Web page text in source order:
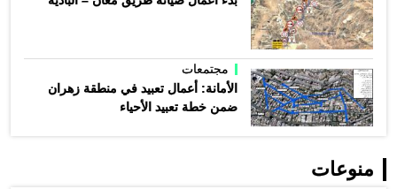
مجتمعات
الأمانة: أعمال تعبيد في منطقة زهران
ضمن خطة تعبيد الأحياء
منوعات